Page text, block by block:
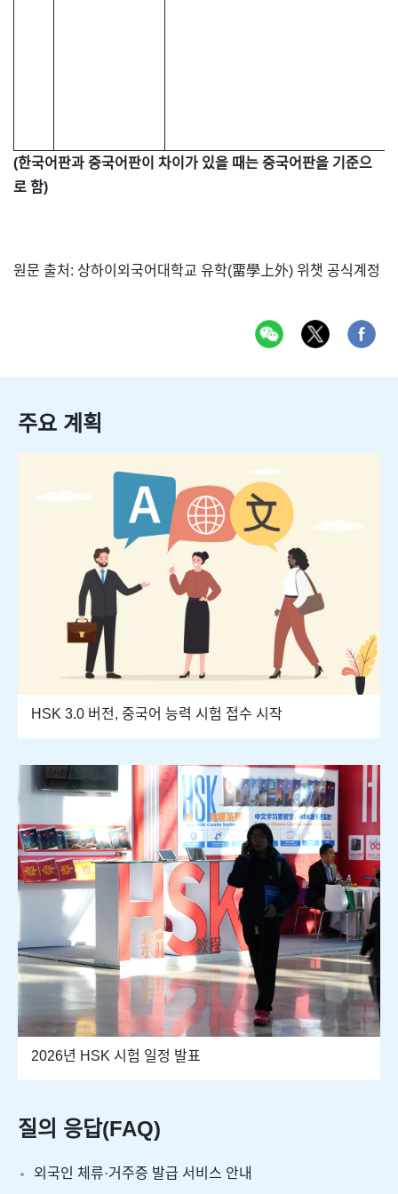
(한국어판과 중국어판이 차이가 있을 때는 중국어판을 기준으
로 함)
원문 출처: 상하이외국어대학교 유학(畱學上外) 위챗 공식계정
주요 계획
HSK 3.0 버전, 중국어 능력 시험 접수 시작
2026년 HSK 시험 일정 발표
질의 응답(FAQ)
외국인 체류·거주증 발급 서비스 안내